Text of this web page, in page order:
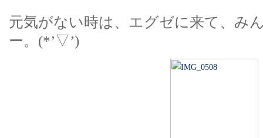
元気がない時は、エグゼに来て、み
ー。(*’▽’)